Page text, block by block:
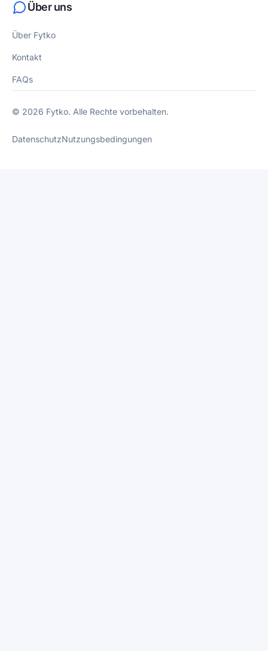
Über uns
Über Fytko
Kontakt
FAQs
© 2026 Fytko. Alle Rechte vorbehalten.
DatenschutzNutzungsbedingungen